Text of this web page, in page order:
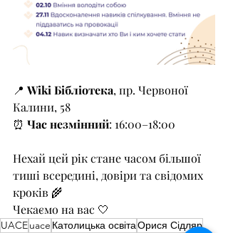
📍 Wiki Бібліотека, пр. Червоної
Калини, 58
⏰ Час незмінний: 16:00–18:00
Нехай цей рік стане часом більшої
тиші всередині, довіри та свідомих
кроків 🌾
Чекаємо на вас 🤍
UACEuace Католицька освітаОрися Сідляр